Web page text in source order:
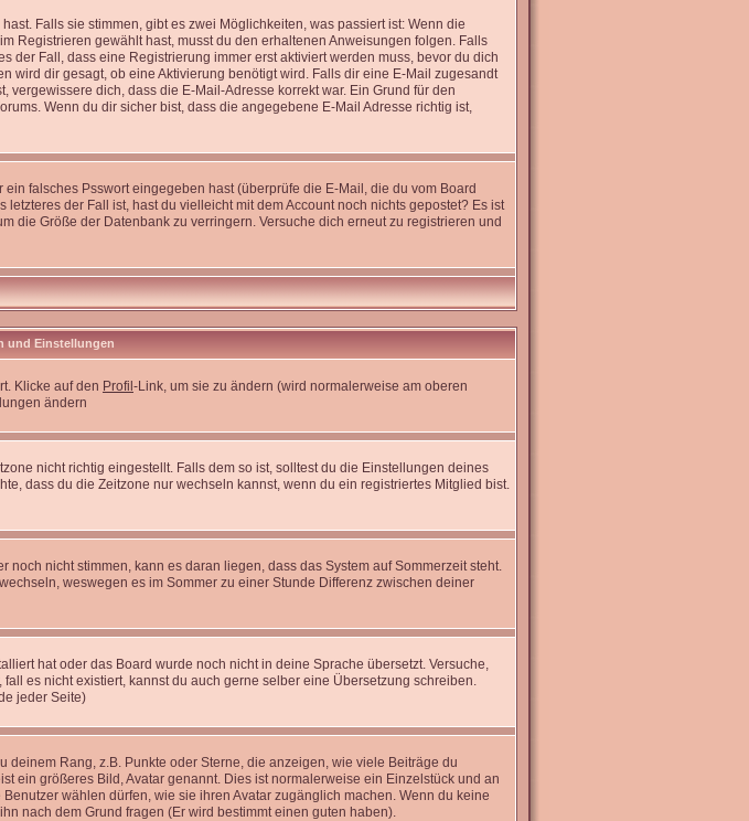
Falls sie stimmen, gibt es zwei Möglichkeiten, was passiert ist: Wenn die
Registrieren gewählt hast, musst du den erhaltenen Anweisungen folgen. Falls
der Fall, dass eine Registrierung immer erst aktiviert werden muss, bevor du dich
wird dir gesagt, ob eine Aktivierung benötigt wird. Falls dir eine E-Mail zugesandt
dich, dass die E-Mail-Adresse korrekt war. Ein Grund für den
Wenn du dir sicher bist, dass die angegebene E-Mail Adresse richtig ist,
falsches Psswort eingegeben hast (überprüfe die E-Mail, die du vom Board
der Fall ist, hast du vielleicht mit dem Account noch nichts gepostet? Es ist
die Größe der Datenbank zu verringern. Versuche dich erneut zu registrieren und
und Einstellungen
Klicke auf den Profil -Link, um sie zu ändern (wird normalerweise am oberen
ändern
nicht richtig eingestellt. Falls dem so ist, solltest du die Einstellungen deines
dass du die Zeitzone nur wechseln kannst, wenn du ein registriertes Mitglied bist.
nicht stimmen, kann es daran liegen, dass das System auf Sommerzeit steht.
weswegen es im Sommer zu einer Stunde Differenz zwischen deiner
hat oder das Board wurde noch nicht in deine Sprache übersetzt. Versuche,
es nicht existiert, kannst du auch gerne selber eine Übersetzung schreiben.
jeder Seite)
Rang, z.B. Punkte oder Sterne, die anzeigen, wie viele Beiträge du
ein größeres Bild, Avatar genannt. Dies ist normalerweise ein Einzelstück und an
wählen dürfen, wie sie ihren Avatar zugänglich machen. Wenn du keine
nach dem Grund fragen (Er wird bestimmt einen guten haben).